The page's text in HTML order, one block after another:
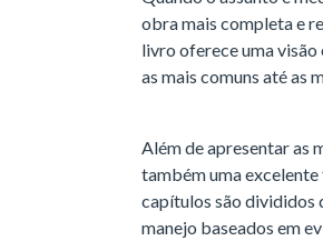
obra mais completa e
livro oferece uma visão
as mais comuns até as
Além de apresentar as
também uma
capítulos são divididos
manejo baseados em